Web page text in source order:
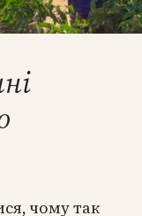
чому так